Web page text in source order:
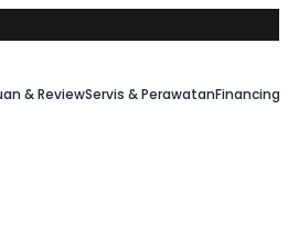
& ReviewServis & Perawatan